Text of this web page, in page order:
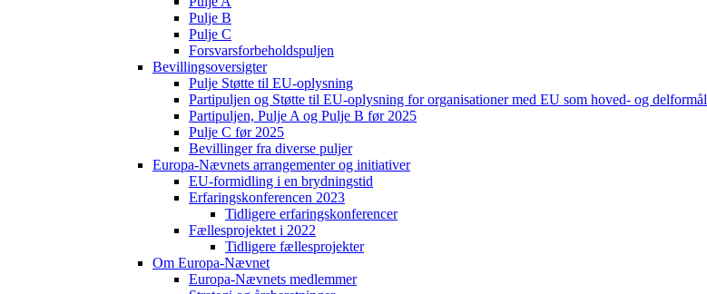
Pulje B
Pulje C
Forsvarsforbeholdspuljen
Bevillingsoversigter
Pulje Støtte til EU-oplysning
Partipuljen og Støtte til EU-oplysning for organisationer med EU som hoved- og delformål
Partipuljen, Pulje A og Pulje B før 2025
Pulje C før 2025
Bevillinger fra diverse puljer
Europa-Nævnets arrangementer og initiativer
EU-formidling i en brydningstid
Erfaringskonferencen 2023
Tidligere erfaringskonferencer
Fællesprojektet i 2022
Tidligere fællesprojekter
Om Europa-Nævnet
Europa-Nævnets medlemmer